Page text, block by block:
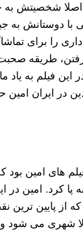
شخصیتش به
با دوستانش به
را برای
طریقه
این فیلم به یاد
در ایران امین
های امین بود
پا کرد. امین
از پایین ترین
شهری می شود